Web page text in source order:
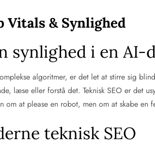
Vitals & Synlighed
synlighed i en AI-
algoritmer, er det let at stirre sig
læse eller forstå det. Teknisk SEO er det
at please en robot, men om at skabe en
teknisk SEO